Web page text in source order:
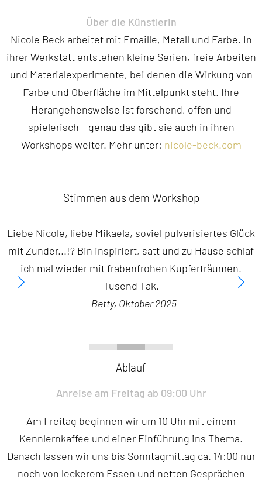
Über die Künstlerin
Nicole Beck arbeitet mit Emaille, Metall und Farbe. In
ihrer Werkstatt entstehen kleine Serien, freie Arbeiten
und Materialexperimente, bei denen die Wirkung von
Farbe und Oberfläche im Mittelpunkt steht. Ihre
Herangehensweise ist forschend, offen und
spielerisch – genau das gibt sie auch in ihren
Workshops weiter. Mehr unter: nicole-beck.com
Stimmen aus dem Workshop
Liebe Nicole, liebe Mikaela, soviel pulverisiertes Glück
mit Zunder...!? Bin inspiriert, satt und zu Hause schlaf
ich mal wieder mit frabenfrohen Kupferträumen.
Tusend Tak.
- Betty, Oktober 2025
Ablauf
Anreise am Freitag ab 09:00 Uhr
Am Freitag beginnen wir um 10 Uhr mit einem
Kennlernkaffee und einer Einführung ins Thema.
Danach lassen wir uns bis Sonntagmittag ca. 14:00 nur
noch von leckerem Essen und netten Gesprächen